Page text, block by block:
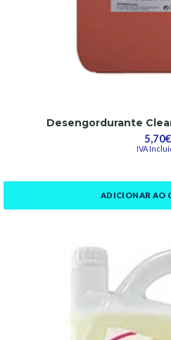
Desengordurante
5,70€
IVA
ADICIONAR AO